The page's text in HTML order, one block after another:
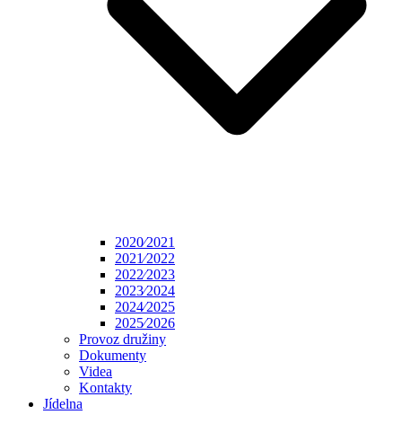
2020⁄2021
2021⁄2022
2022⁄2023
2023⁄2024
2024⁄2025
2025⁄2026
Provoz družiny
Dokumenty
Videa
Kontakty
Jídelna